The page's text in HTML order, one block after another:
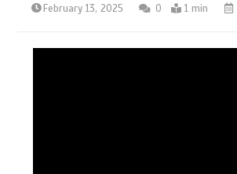
February 13, 2025 0 1 min